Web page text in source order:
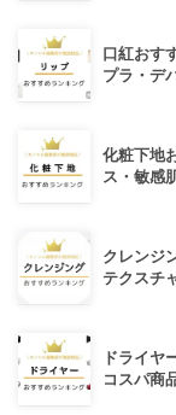
口紅おす
プラ・デ
化粧下地
ス・敏感
クレンジ
テクスチ
ドライヤ
コスパ商